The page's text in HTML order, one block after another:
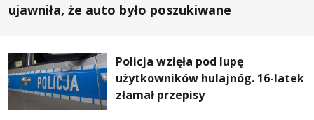
ujawniła, że auto było poszukiwane
Policja wzięła pod lupę
użytkowników hulajnóg. 16-latek
złamał przepisy